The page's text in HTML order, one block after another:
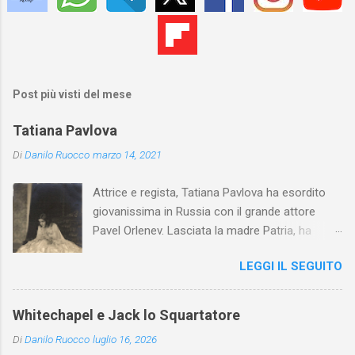
Post più visti del mese
Tatiana Pavlova
DiDanilo Ruocco marzo 14, 2021
Attrice e regista, Tatiana Pavlova ha esordito
giovanissima in Russia con il grande attore
Pavel Orlenev. Lasciata la madre Patria, ha
l'arte della Pavlova ha raggiunto la piena
maturità ed è stata in grado di rinnovare
profondamente l'attardato mondo teatrale
LEGGI IL SEGUITO
Whitechapel e Jack lo Squartatore
DiDanilo Ruocco luglio 16, 2026